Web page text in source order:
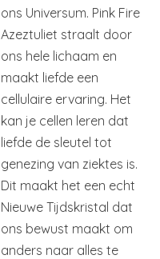
ons Universum. Pink Fire
Azeztuliet straalt door
ons hele lichaam en
maakt liefde een
cellulaire ervaring. Het
kan je cellen leren dat
liefde de sleutel tot
genezing van ziektes is.
Dit maakt het een echt
Nieuwe Tijdskristal dat
ons bewust maakt om
anders naar alles te